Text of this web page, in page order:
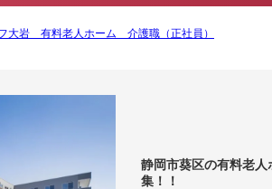
大岩 有料老人ホーム 介護職（正社員）
静岡市葵区の有料老
集！！